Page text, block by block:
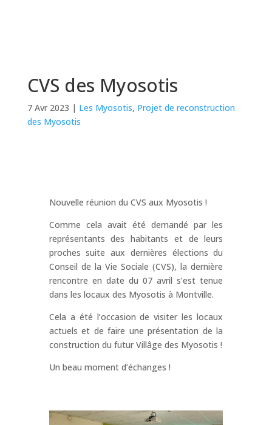
CVS des Myosotis
7 Avr 2023 | Les Myosotis, Projet de reconstruction
des Myosotis
Nouvelle réunion du CVS aux Myosotis !
Comme cela avait été demandé par les
représentants des habitants et de leurs
proches suite aux dernières élections du
Conseil de la Vie Sociale (CVS), la dernière
rencontre en date du 07 avril s’est tenue
dans les locaux des Myosotis à Montville.
Cela a été l’occasion de visiter les locaux
actuels et de faire une présentation de la
construction du futur Villâge des Myosotis !
Un beau moment d’échanges !